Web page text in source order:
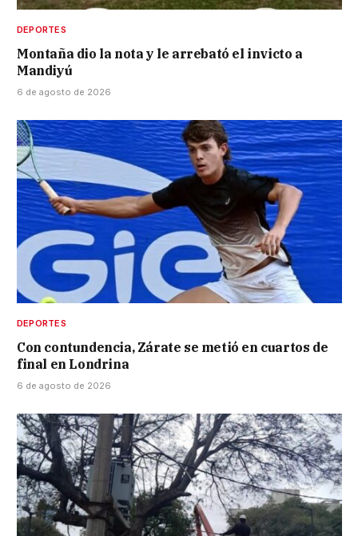
DEPORTES
Montaña dio la nota y le arrebató el invicto a
Mandiyú
6 de agosto de 2026
DEPORTES
Con contundencia, Zárate se metió en cuartos de
final en Londrina
6 de agosto de 2026